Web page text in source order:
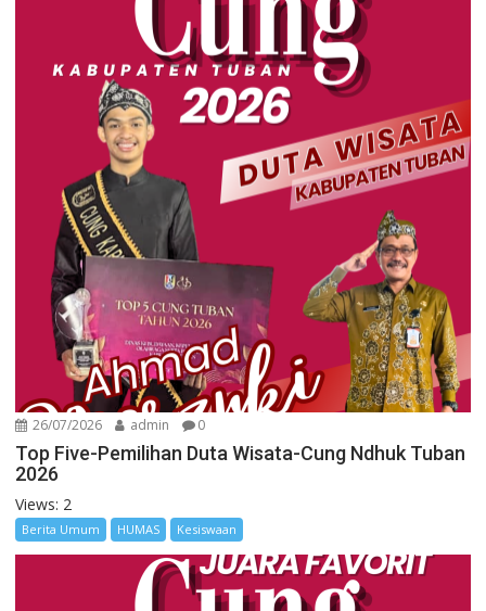
26/07/2026 admin 0
Top Five-Pemilihan Duta Wisata-Cung Ndhuk Tuban
2026
Views: 2
Berita Umum HUMAS Kesiswaan